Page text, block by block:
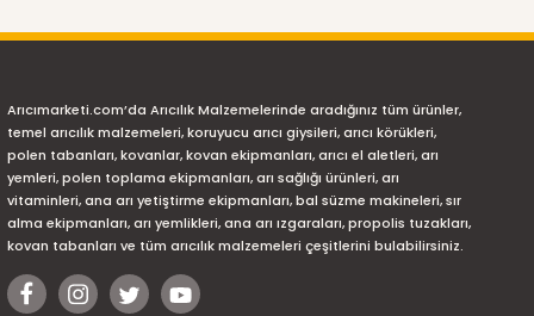
Arıcımarketi.com’da Arıcılık Malzemelerinde aradığınız tüm ürünler,
temel arıcılık malzemeleri, koruyucu arıcı giysileri, arıcı körükleri,
polen tabanları, kovanlar, kovan ekipmanları, arıcı el aletleri, arı
yemleri, polen toplama ekipmanları, arı sağlığı ürünleri, arı
vitaminleri, ana arı yetiştirme ekipmanları, bal süzme makineleri, sır
alma ekipmanları, arı yemlikleri, ana arı ızgaraları, propolis tuzakları,
kovan tabanları ve tüm arıcılık malzemeleri çeşitlerini bulabilirsiniz.